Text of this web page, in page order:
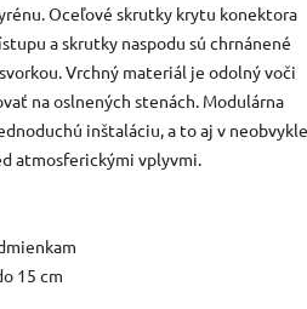
Oceľové skrutky krytu konektora
a skrutky naspodu sú chrnánené
Vrchný materiál je odolný voči
na oslnených stenách. Modulárna
inštaláciu, a to aj v
atmosferickými vplyvmi.
15 cm